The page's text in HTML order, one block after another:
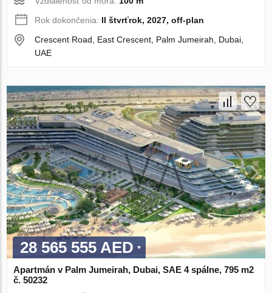
Rok dokončenia: II štvrťrok, 2027, off-plan
Crescent Road, East Crescent, Palm Jumeirah, Dubai,
UAE
28 565 555 AED
Apartmán v Palm Jumeirah, Dubai, SAE 4 spálne, 795 m2
č. 50232